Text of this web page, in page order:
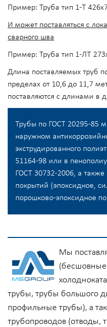
Пример: Труба тип 1-Т
И может поставляться с
сварного шва
Пример: Труба тип 1-ЛТ
Длина поставляемых труб
пределах от 10,6 до 11,7
поставляются с длинами в
Трубы по ГОСТ 20295-85
наружном
экструдированного
51164-98 или в
ГОСТ 30732-2006, а также
покрытий (эпоксидное,
порошково-эпоксидное
Мы
(бесшовные
трубы, трубы большого
профильные трубы), а
трубопроводов (отводы,